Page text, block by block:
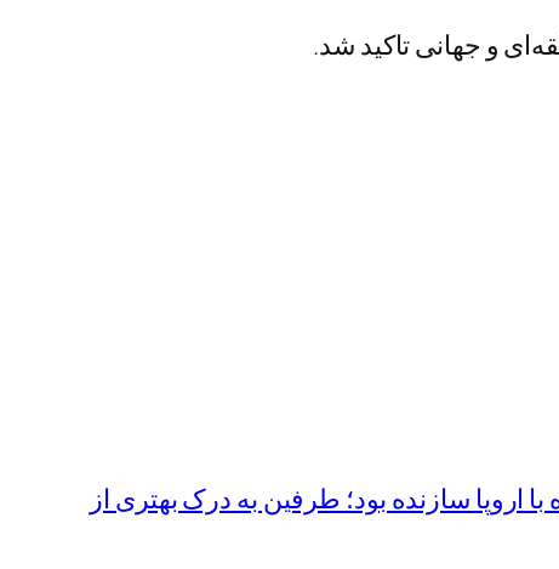
و جهانی تاکید شد.
اروپا سازنده بود؛ طرفین به درک بهتری از